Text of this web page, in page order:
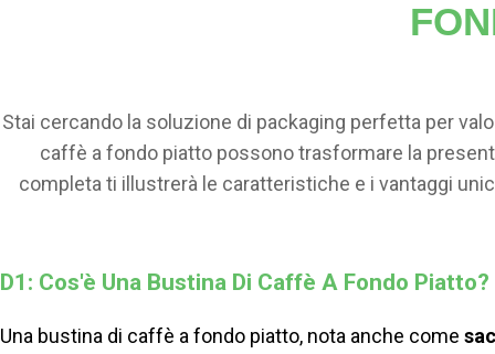
Stai cercando la soluzione di packaging perfetta per
caffè a fondo piatto possono trasformare la
completa ti illustrerà le caratteristiche e i vantaggi
D1: Cos'è Una Bustina Di Caffè A Fondo Piatto?
Una bustina di caffè a fondo piatto, nota anche come